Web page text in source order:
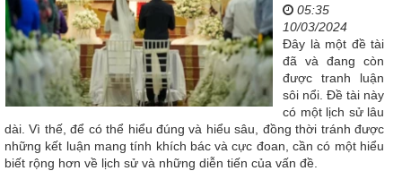
05:35
10/03/2024
Đây là một đề tài
đã và đang còn
được tranh luận
sôi nổi. Đề tài này
có một lịch sử lâu
dài. Vì thế, để có thể hiểu đúng và hiểu sâu, đồng thời tránh được
những kết luận mang tính khích bác và cực đoan, cần có một hiểu
biết rộng hơn về lịch sử và những diễn tiến của vấn đề.